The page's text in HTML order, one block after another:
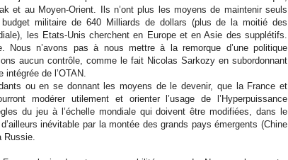
et au Moyen-Orient. Ils n’ont plus les moyens de maintenir seuls
budget militaire de 640 Milliards de dollars (plus de la moitié des
les Etats-Unis cherchent en Europe et en Asie des supplétifs.
Nous n’avons pas à nous mettre à la remorque d’une politique
aucun contrôle, comme le fait Nicolas Sarkozy en subordonnant
intégrée de l’OTAN.
ou en se donnant les moyens de le devenir, que la France et
modérer utilement et orienter l’usage de l’Hyperpuissance
du jeu à l’échelle mondiale qui doivent être modifiées, dans le
inévitable par la montée des grands pays émergents (Chine
Russie.